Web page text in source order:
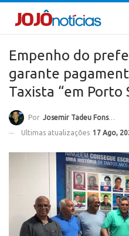
Empenho do
garante
Taxista “em Porto
Por Josemir Tadeu Fonseca
Ultimas atualizações 17 Ago,